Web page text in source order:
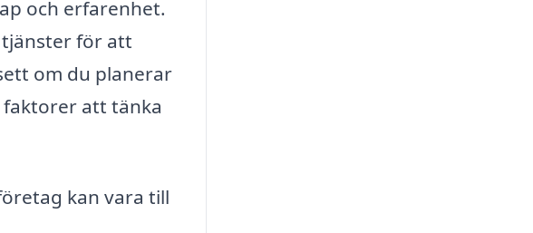
och erfarenhet.
för att
om du planerar
att tänka
kan vara till